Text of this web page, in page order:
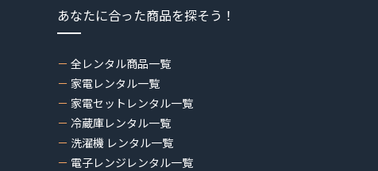
あなたに合った商品を探そう！
全レンタル商品一覧
家電レンタル一覧
家電セットレンタル一覧
冷蔵庫レンタル一覧
洗濯機 レンタル一覧
電子レンジレンタル一覧